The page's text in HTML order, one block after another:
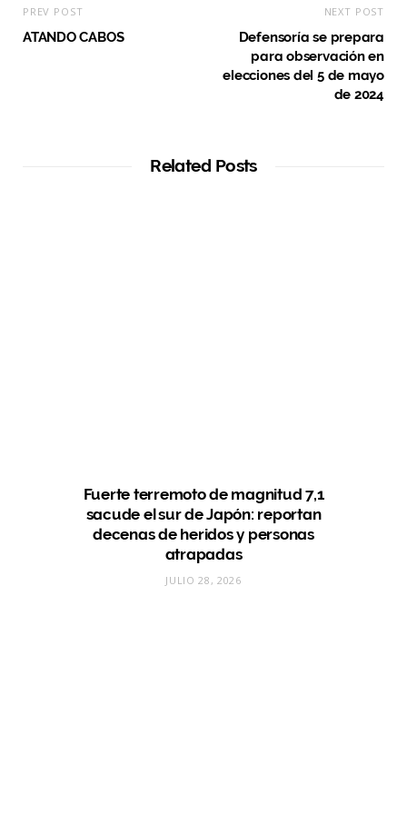
PREV POST
ATANDO CABOS
NEXT POST
Defensoría se prepara
para observación en
elecciones del 5 de mayo
de 2024
Related Posts
Fuerte terremoto de magnitud 7,1
sacude el sur de Japón: reportan
decenas de heridos y personas
atrapadas
JULIO 28, 2026